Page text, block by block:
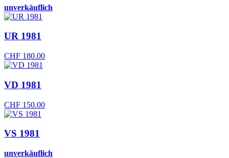
unverkäuflich
UR 1981
CHF 180.00
VD 1981
CHF 150.00
VS 1981
unverkäuflich